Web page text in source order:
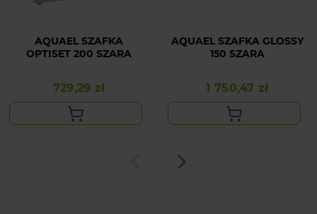
AQUAEL SZAFKA
OPTISET 200 SZARA
Cena
729,29 zł
AQUAEL SZAFKA GLOSSY
150 SZARA
Cena
1 750,47 zł